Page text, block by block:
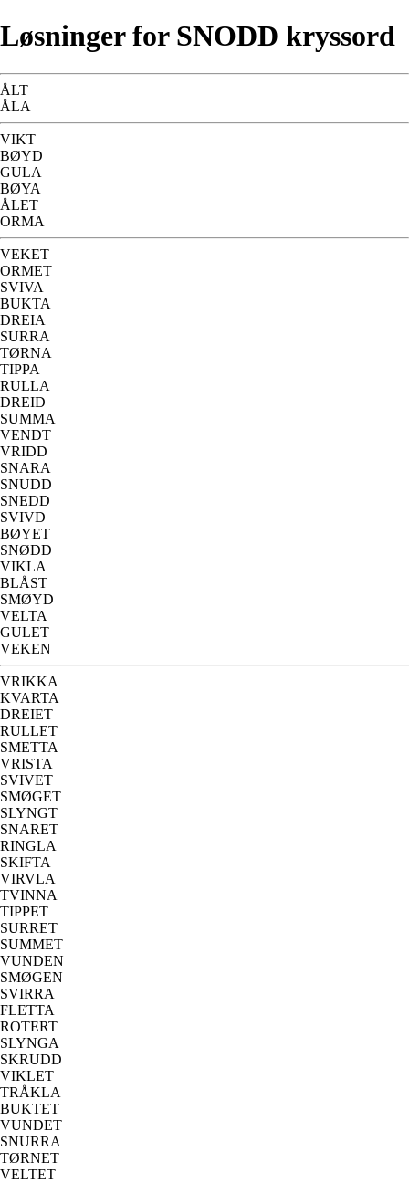
Løsninger for SNODD kryssord
ÅLT
ÅLA
VIKT
BØYD
GULA
BØYA
ÅLET
ORMA
VEKET
ORMET
SVIVA
BUKTA
DREIA
SURRA
TØRNA
TIPPA
RULLA
DREID
SUMMA
VENDT
VRIDD
SNARA
SNUDD
SNEDD
SVIVD
BØYET
SNØDD
VIKLA
BLÅST
SMØYD
VELTA
GULET
VEKEN
VRIKKA
KVARTA
DREIET
RULLET
SMETTA
VRISTA
SVIVET
SMØGET
SLYNGT
SNARET
RINGLA
SKIFTA
VIRVLA
TVINNA
TIPPET
SURRET
SUMMET
VUNDEN
SMØGEN
SVIRRA
FLETTA
ROTERT
SLYNGA
SKRUDD
VIKLET
TRÅKLA
BUKTET
VUNDET
SNURRA
TØRNET
VELTET